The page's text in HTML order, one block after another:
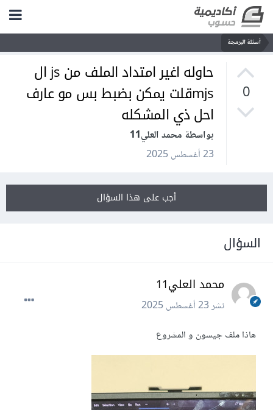
أسئلة البرمجة
0
حاوله اغير امتداد الملف من js ال
mjsقلت يمكن بضبط بس مو عارف
احل ذي المشكله
بواسطة محمد العلي11
23 أغسطس 2025
أجب على هذا السؤال
السؤال
محمد العلي11
نشر23 أغسطس 2025
هاذا ملف جيسون و المشروع